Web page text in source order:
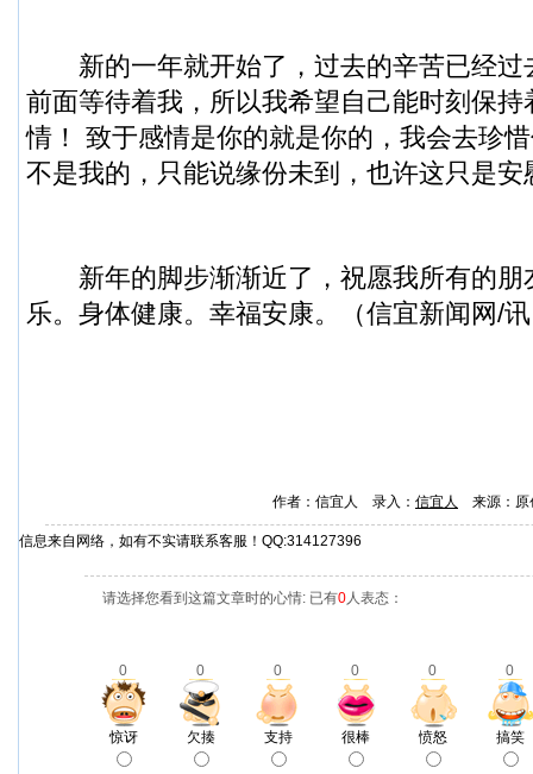
新的一年就开始了，过去的辛苦已经过
前面等待着我，所以我希望自己能时刻保
情！ 致于感情是你的就是你的，我会去珍
不是我的，只能说缘份未到，也许这只是
新年的脚步渐渐近了，祝愿我所有的朋
乐。身体健康。幸福安康。（信宜新闻 网/
作者：信宜人 录入： 信宜人 来源：
信息来自网络，如有不实请联系客服！QQ:314127396
请选择您看到这篇文章时的心情: 已有0人表态：
0 0 0 0 0 0
惊讶 欠揍 支持 很棒 愤怒 搞笑